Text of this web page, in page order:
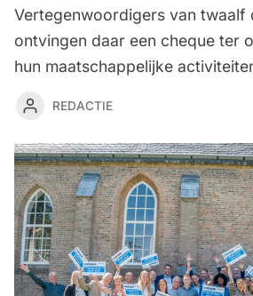
Vertegenwoordigers van twaalf
ontvingen daar een cheque ter
hun maatschappelijke
REDACTIE